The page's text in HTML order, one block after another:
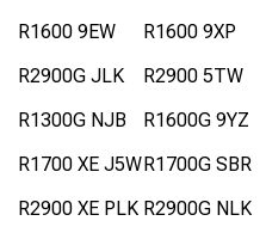
R1600 9EW
R1600 9XP
R2900G JLK
R2900 5TW
R1300G NJB
R1600G 9YZ
R1700 XE J5WR1700G SBR
R2900 XE PLK R2900G NLK